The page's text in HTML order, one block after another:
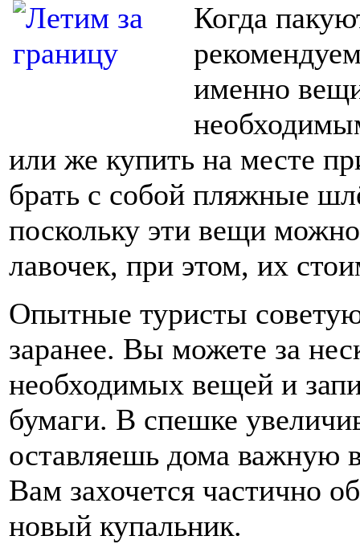
Когда
именно
или же купить на месте
брать с собой пляжные
поскольку эти вещи
лавочек, при этом, их
Опытные туристы
заранее. Вы можете за
необходимых вещей и
бумаги. В спешке
оставляешь дома важную
Вам захочется частично
новый купальник.